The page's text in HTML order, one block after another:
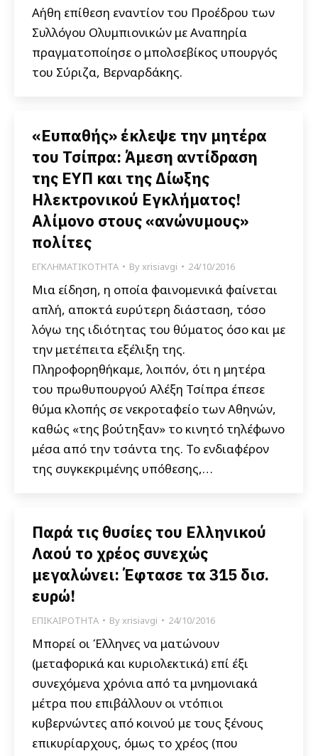
Αήθη επίθεση εναντίον του Προέδρου των
Συλλόγου Ολυμπιονικών με Αναπηρία
πραγματοποίησε ο μπολσεβίκος υπουργός
του Σύριζα, Βερναρδάκης.
«Ευπαθής» έκλεψε την μητέρα
του Τσίπρα: Άμεση αντίδραση
της ΕΥΠ και της Δίωξης
Ηλεκτρονικού Εγκλήματος!
Αλίμονο στους «ανώνυμους»
πολίτες
ΕΓΚΛΗΜΑΤΙΚΟΤΗΤΑ Byxrisiavgi 24/10/2016
Μια είδηση, η οποία φαινομενικά φαίνεται
απλή, αποκτά ευρύτερη διάσταση, τόσο
λόγω της ιδιότητας του θύματος όσο και με
την μετέπειτα εξέλιξη της.
Πληροφορηθήκαμε, λοιπόν, ότι η μητέρα
του πρωθυπουργού Αλέξη Τσίπρα έπεσε
θύμα κλοπής σε νεκροταφείο των Αθηνών,
καθώς «της βούτηξαν» το κινητό τηλέφωνο
μέσα από την τσάντα της. Το ενδιαφέρον
της συγκεκριμένης υπόθεσης,…
Παρά τις θυσίες του Ελληνικού
Λαού το χρέος συνεχώς
μεγαλώνει: Έφτασε τα 315 δισ.
ευρώ!
ΕΠΙΚΑΙΡΟΤΗΤΑ Byxrisiavgi 24/10/2016
Μπορεί οι Έλληνες να ματώνουν
(μεταφορικά και κυριολεκτικά) επί έξι
συνεχόμενα χρόνια από τα μνημονιακά
μέτρα που επιβάλλουν οι ντόπιοι
κυβερνώντες από κοινού με τους ξένους
επικυρίαρχους, όμως το χρέος (που